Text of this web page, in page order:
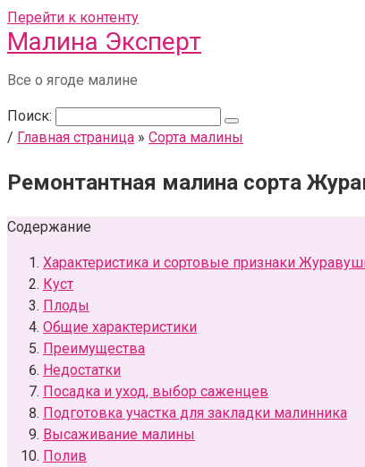
Перейти к контенту
Малина Эксперт
Все о ягоде малине
Поиск:
/ Главная страница » Сорта малины
Ремонтантная малина сорта
Содержание
Характеристика и сортовые признаки
Куст
Плоды
Общие характеристики
Преимущества
Недостатки
Посадка и уход, выбор саженцев
Подготовка участка для закладки малинника
Высаживание малины
Полив